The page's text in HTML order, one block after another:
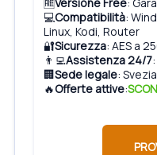
💻Compatibilità:
Linux, Kodi, Router
🔐Sicurezza: AES a
👨‍💻Assistenza 24/7
🏢Sede legale: Svezia
🔥Offerte attive: